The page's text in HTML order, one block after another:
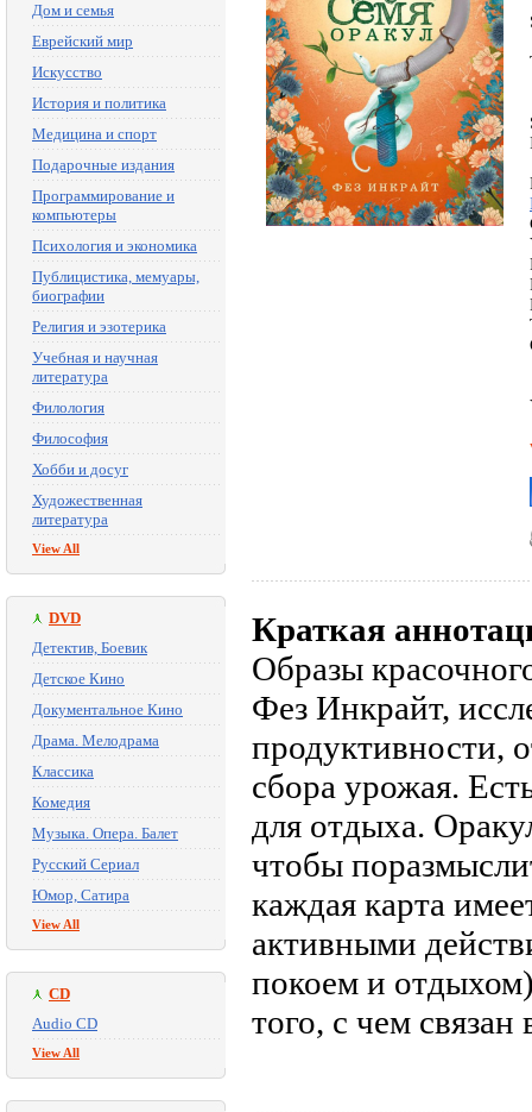
Дом и семья
Еврейский мир
Искусство
История и политика
Медицина и спорт
Подарочные издания
Программирование и
компьютеры
Психология и экономика
Публицистика, мемуары,
биографии
Религия и эзотерика
Учебная и научная
литература
Филология
Философия
Хобби и досуг
Художественная
литература
View All
DVD
Детектив, Боевик
Детское Кино
Документальное Кино
Драма. Мелодрама
Классика
Комедия
Музыка. Опера. Балет
Русский Сериал
Юмор, Сатира
View All
CD
Audio CD
View All
Краткая
Образы
Фез Инкрайт,
продуктивности,
сбора урожая.
для отдыха.
чтобы
каждая карта
активными
покоем и
того, с чем